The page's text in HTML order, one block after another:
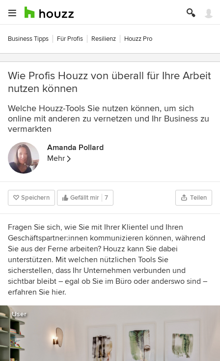
Business Tipps Für Profis Resilienz Houzz Pro
Wie Profis Houzz von überall für Ihre Arbeit
nutzen können
Welche Houzz-Tools Sie nutzen können, um sich
online mit anderen zu vernetzen und Ihr Business zu
vermarkten
Amanda Pollard
Mehr
Speichern Gefällt mir 7 Teilen
Fragen Sie sich, wie Sie mit Ihrer Klientel und Ihren
Geschäftspartner:innen kommunizieren können, während
Sie aus der Ferne arbeiten? Houzz kann Sie dabei
unterstützen. Mit welchen nützlichen Tools Sie
sicherstellen, dass Ihr Unternehmen verbunden und
sichtbar bleibt – egal ob Sie im Büro oder anderswo sind –
erfahren Sie hier.
User